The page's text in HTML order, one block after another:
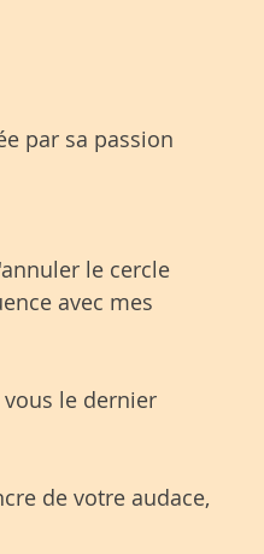
par sa passion
le cercle
avec mes
le dernier
de votre audace,